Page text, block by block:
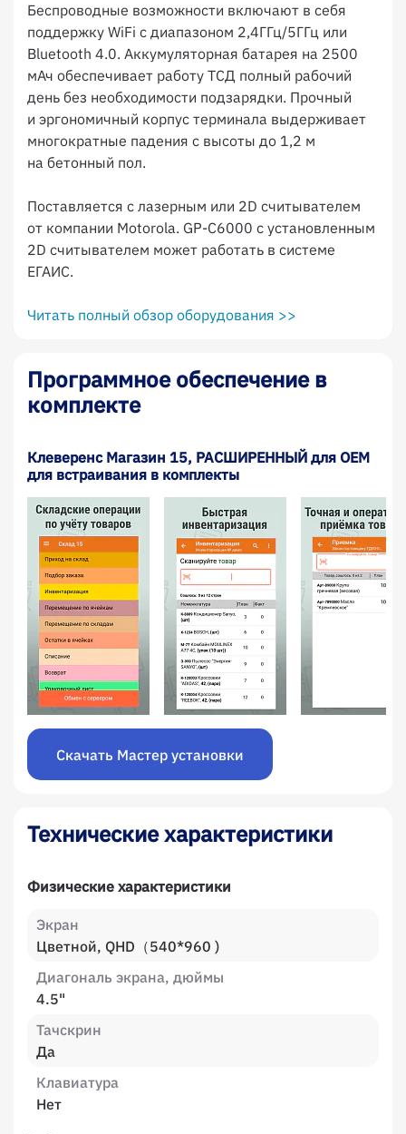
Беспроводные возможности включают в себя
поддержку WiFi с диапазоном 2,4ГГц/5ГГц или
Bluetooth 4.0. Аккумуляторная батарея на 2500
мАч обеспечивает работу ТСД полный рабочий
день без необходимости подзарядки. Прочный
и эргономичный корпус терминала выдерживает
многократные падения с высоты до 1,2 м
на бетонный пол.
Поставляется с лазерным или 2D считывателем
от компании Motorola. GP-C6000 с установленным
2D считывателем может работать в системе
ЕГАИС.
Читать полный обзор оборудования >>
Программное обеспечение в
комплекте
Клеверенс Магазин 15, РАСШИРЕННЫЙ для OEM
для встраивания в комплекты
Скачать Мастер установки
Технические характеристики
Физические характеристики
Экран
Цветной, QHD（540*960 )
Диагональ экрана, дюймы
4.5"
Тачскрин
Да
Клавиатура
Нет